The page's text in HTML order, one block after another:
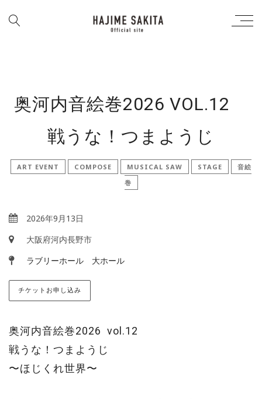
奥河内音絵巻2026 VOL.12
戦うな！つまようじ
ART EVENT COMPOSE MUSICAL SAW STAGE
音絵
巻
2026年9月13日
大阪府河内長野市
ラブリーホール 大ホール
チケットお申し込み
奥河内音絵巻2026 vol.12
戦うな！つまようじ
〜ほじくれ世界〜